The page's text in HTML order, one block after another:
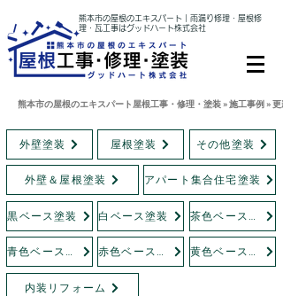
熊本市の屋根のエキスパート｜雨漏り修理・屋根修
理・瓦工事はグッドハート株式会社
熊本市の屋根のエキスパート屋根工事・修理・塗装 » 施工事例 » 更
外壁塗装 屋根塗装 その他塗装
外壁＆屋根塗装 アパート集合住宅塗装
黒ベース塗装 白ベース塗装 茶色ベース塗装
青色ベース塗装 赤色ベース塗装 黄色ベース塗装
内装リフォーム